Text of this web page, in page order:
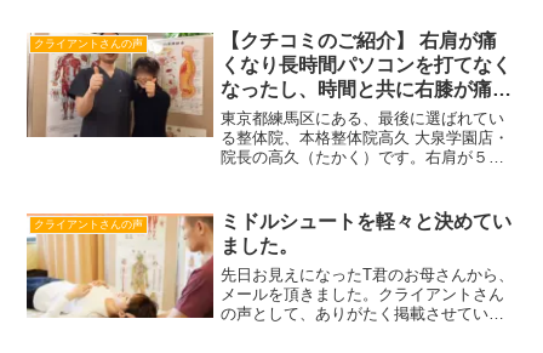
また、個人情報を保護するため、ご記入
頂いたお名前は...
クライアントさんの声
【クチコミのご紹介】 右肩が痛
くなり長時間パソコンを打てなく
なったし、時間と共に右膝が痛く
なり、階段の昇降も困難になって
しまった（52歳・女性）
東京都練馬区にある、最後に選ばれてい
る整体院、本格整体院高久 大泉学園店・
院長の高久（たかく）です。右肩が５０
階段を昇るのも困難になられたクライア
ントさんからクチコミを...
クライアントさんの声
ミドルシュートを軽々と決めてい
ました。
先日お見えになったT君のお母さんから、
メールを頂きました。クライアントさん
の声として、ありがたく掲載させていた